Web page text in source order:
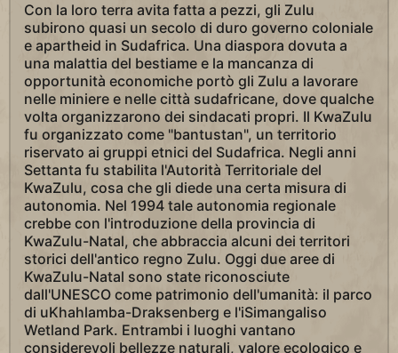
Con la loro terra avita fatta a pezzi, gli Zulu
subirono quasi un secolo di duro governo coloniale
e apartheid in Sudafrica. Una diaspora dovuta a
una malattia del bestiame e la mancanza di
opportunità economiche portò gli Zulu a lavorare
nelle miniere e nelle città sudafricane, dove qualche
volta organizzarono dei sindacati propri. Il KwaZulu
fu organizzato come "bantustan", un territorio
riservato ai gruppi etnici del Sudafrica. Negli anni
Settanta fu stabilita l'Autorità Territoriale del
KwaZulu, cosa che gli diede una certa misura di
autonomia. Nel 1994 tale autonomia regionale
crebbe con l'introduzione della provincia di
KwaZulu-Natal, che abbraccia alcuni dei territori
storici dell'antico regno Zulu. Oggi due aree di
KwaZulu-Natal sono state riconosciute
dall'UNESCO come patrimonio dell'umanità: il parco
di uKhahlamba-Draksenberg e l'iSimangaliso
Wetland Park. Entrambi i luoghi vantano
considerevoli bellezze naturali, valore ecologico e